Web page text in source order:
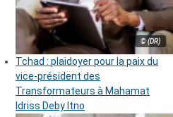
© (DR)
Tchad : plaidoyer pour la paix du
vice-président des
Transformateurs à Mahamat
Idriss Deby Itno